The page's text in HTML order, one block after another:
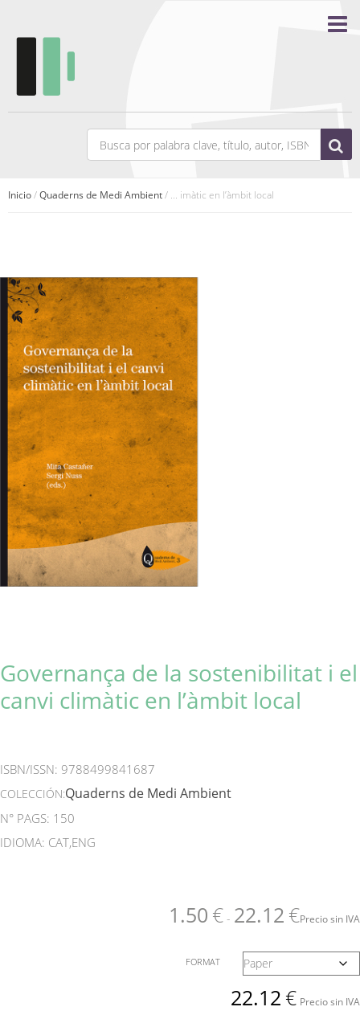
Inicio/Quaderns de Medi Ambient/ ... imàtic en l’àmbit local
Governança de la sostenibilitat i el
canvi climàtic en l’àmbit local
ISBN/ISSN: 9788499841687
COLECCIÓN:Quaderns de Medi Ambient
N° PAGS: 150
IDIOMA: CAT,ENG
1.50 € - 22.12 €Precio sin IVA
FORMAT
22.12€ Precio sin IVA